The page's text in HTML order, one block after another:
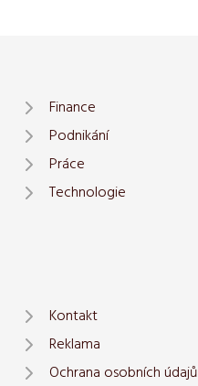
Finance
Podnikání
Práce
Technologie
Kontakt
Reklama
Ochrana osobních údajů